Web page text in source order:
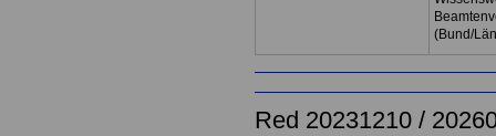
(Bund/
Red 20231210 /